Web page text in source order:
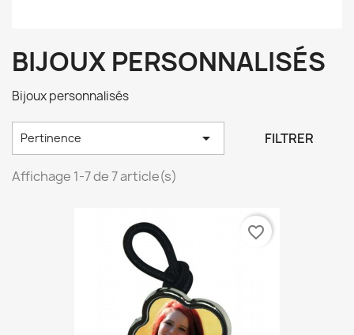
BIJOUX PERSONNALISÉS
Bijoux personnalisés
Pertinence  FILTRER
Affichage 1-7 de 7 article(s)
favorite_border